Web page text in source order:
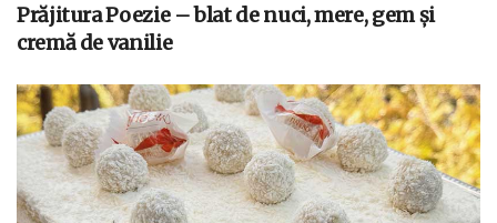
Prăjitura Poezie – blat de nuci, mere, gem și
cremă de vanilie